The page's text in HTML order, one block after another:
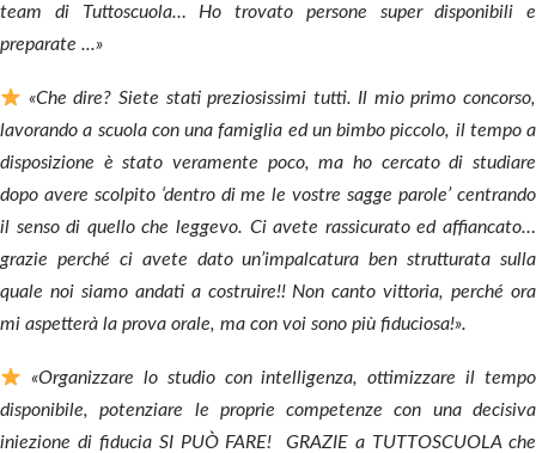
team di Tuttoscuola… Ho trovato persone super disponibili e
preparate ...»
«Che dire? Siete stati preziosissimi tutti. Il mio primo concorso,
lavorando a scuola con una famiglia ed un bimbo piccolo, il tempo a
disposizione è stato veramente poco, ma ho cercato di studiare
dopo avere scolpito ‘dentro di me le vostre sagge parole’ centrando
il senso di quello che leggevo. Ci avete rassicurato ed affiancato…
grazie perché ci avete dato un’impalcatura ben strutturata sulla
quale noi siamo andati a costruire!! Non canto vittoria, perché ora
mi aspetterà la prova orale, ma con voi sono più fiduciosa!».
«Organizzare lo studio con intelligenza, ottimizzare il tempo
disponibile, potenziare le proprie competenze con una decisiva
iniezione di fiducia SI PUÒ FARE! GRAZIE a TUTTOSCUOLA che